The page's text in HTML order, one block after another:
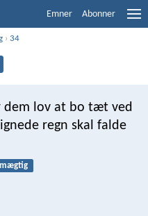
Emner Abonner
›34
dem lov at bo tæt ved
regn skal falde